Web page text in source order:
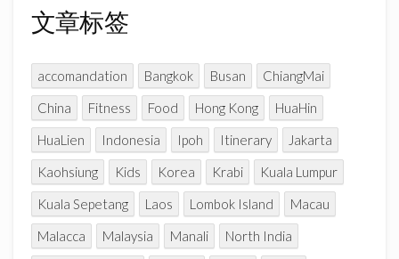
n
类
文章标签
accomandation Bangkok Busan
ChiangMai
China
Fitness Food Hong Kong
HuaHin
HuaLien
Indonesia Ipoh Itinerary
Jakarta
Kaohsiung
Kids Korea Krabi
Kuala Lumpur
Kuala Sepetang
Laos Lombok Island
Macau
Malacca
Malaysia Manali
North India